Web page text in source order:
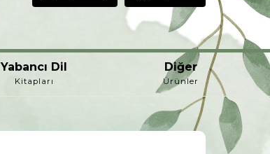
Yabancı Dil
Kitapları
Diğer
Ürünler